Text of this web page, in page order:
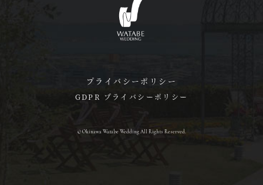
プライバシーポリシー
GDPR プライバシーポリシー
© Okinawa Watabe Wedding All Rights Reserved.